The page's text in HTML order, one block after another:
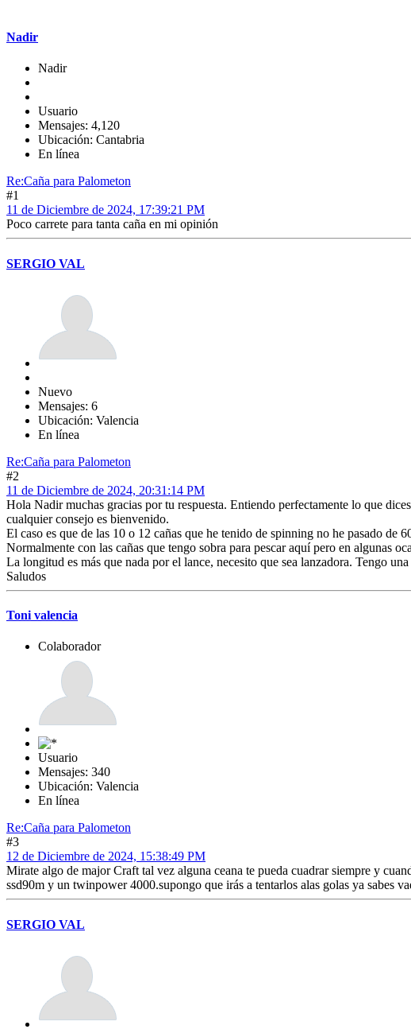
Nadir
Nadir
Usuario
Mensajes: 4,120
Ubicación: Cantabria
En línea
Re:Caña para Palometon
#1
11 de Diciembre de 2024, 17:39:21 PM
Poco carrete para tanta caña en mi opinión
SERGIO VAL
Nuevo
Mensajes: 6
Ubicación: Valencia
En línea
Re:Caña para Palometon
#2
11 de Diciembre de 2024, 20:31:14 PM
Hola Nadir muchas gracias por tu respuesta. Entiendo perfectamente lo que
cualquier consejo es bienvenido.
El caso es que de las 10 o 12 cañas que he tenido de spinning no he pasado de
Normalmente con las cañas que tengo sobra para pescar aquí pero en algunas
La longitud es más que nada por el lance, necesito que sea lanzadora. Tengo
Saludos
Toni valencia
Colaborador
Usuario
Mensajes: 340
Ubicación: Valencia
En línea
Re:Caña para Palometon
#3
12 de Diciembre de 2024, 15:38:49 PM
Mirate algo de major Craft tal vez alguna ceana te pueda cuadrar siempre y
ssd90m y un twinpower 4000.supongo que irás a tentarlos alas golas ya sabes
SERGIO VAL